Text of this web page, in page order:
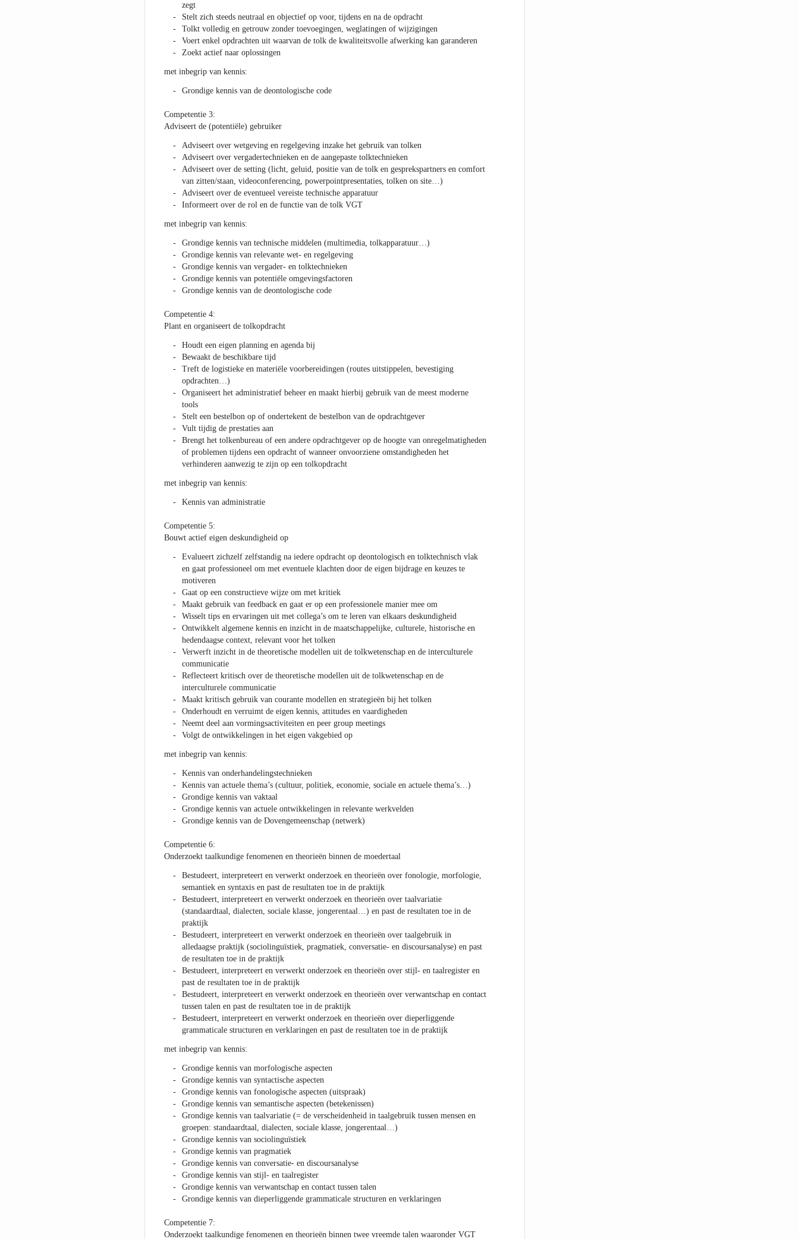
zegt
Stelt zich steeds neutraal en objectief op voor, tijdens en na de opdracht
Tolkt volledig en getrouw zonder toevoegingen, weglatingen of wijzigingen
Voert enkel opdrachten uit waarvan de tolk de kwaliteitsvolle afwerking kan garanderen
Zoekt actief naar oplossingen
met inbegrip van kennis:
Grondige kennis van de deontologische code
Competentie 3:
Adviseert de (potentiële) gebruiker
Adviseert over wetgeving en regelgeving inzake het gebruik van tolken
Adviseert over vergadertechnieken en de aangepaste tolktechnieken
Adviseert over de setting (licht, geluid, positie van de tolk en gesprekspartners en comfort
van zitten/staan, videoconferencing, powerpointpresentaties, tolken on site…)
Adviseert over de eventueel vereiste technische apparatuur
Informeert over de rol en de functie van de tolk VGT
met inbegrip van kennis:
Grondige kennis van technische middelen (multimedia, tolkapparatuur…)
Grondige kennis van relevante wet- en regelgeving
Grondige kennis van vergader- en tolktechnieken
Grondige kennis van potentiële omgevingsfactoren
Grondige kennis van de deontologische code
Competentie 4:
Plant en organiseert de tolkopdracht
Houdt een eigen planning en agenda bij
Bewaakt de beschikbare tijd
Treft de logistieke en materiële voorbereidingen (routes uitstippelen, bevestiging
opdrachten…)
Organiseert het administratief beheer en maakt hierbij gebruik van de meest moderne
tools
Stelt een bestelbon op of ondertekent de bestelbon van de opdrachtgever
Vult tijdig de prestaties aan
Brengt het tolkenbureau of een andere opdrachtgever op de hoogte van onregelmatigheden
of problemen tijdens een opdracht of wanneer onvoorziene omstandigheden het
verhinderen aanwezig te zijn op een tolkopdracht
met inbegrip van kennis:
Kennis van administratie
Competentie 5:
Bouwt actief eigen deskundigheid op
Evalueert zichzelf zelfstandig na iedere opdracht op deontologisch en tolktechnisch vlak
en gaat professioneel om met eventuele klachten door de eigen bijdrage en keuzes te
motiveren
Gaat op een constructieve wijze om met kritiek
Maakt gebruik van feedback en gaat er op een professionele manier mee om
Wisselt tips en ervaringen uit met collega’s om te leren van elkaars deskundigheid
Ontwikkelt algemene kennis en inzicht in de maatschappelijke, culturele, historische en
hedendaagse context, relevant voor het tolken
Verwerft inzicht in de theoretische modellen uit de tolkwetenschap en de interculturele
communicatie
Reflecteert kritisch over de theoretische modellen uit de tolkwetenschap en de
interculturele communicatie
Maakt kritisch gebruik van courante modellen en strategieën bij het tolken
Onderhoudt en verruimt de eigen kennis, attitudes en vaardigheden
Neemt deel aan vormingsactiviteiten en peer group meetings
Volgt de ontwikkelingen in het eigen vakgebied op
met inbegrip van kennis:
Kennis van onderhandelingstechnieken
Kennis van actuele thema’s (cultuur, politiek, economie, sociale en actuele thema’s…)
Grondige kennis van vaktaal
Grondige kennis van actuele ontwikkelingen in relevante werkvelden
Grondige kennis van de Dovengemeenschap (netwerk)
Competentie 6:
Onderzoekt taalkundige fenomenen en theorieën binnen de moedertaal
Bestudeert, interpreteert en verwerkt onderzoek en theorieën over fonologie, morfologie,
semantiek en syntaxis en past de resultaten toe in de praktijk
Bestudeert, interpreteert en verwerkt onderzoek en theorieën over taalvariatie
(standaardtaal, dialecten, sociale klasse, jongerentaal…) en past de resultaten toe in de
praktijk
Bestudeert, interpreteert en verwerkt onderzoek en theorieën over taalgebruik in
alledaagse praktijk (sociolinguïstiek, pragmatiek, conversatie- en discoursanalyse) en past
de resultaten toe in de praktijk
Bestudeert, interpreteert en verwerkt onderzoek en theorieën over stijl- en taalregister en
past de resultaten toe in de praktijk
Bestudeert, interpreteert en verwerkt onderzoek en theorieën over verwantschap en contact
tussen talen en past de resultaten toe in de praktijk
Bestudeert, interpreteert en verwerkt onderzoek en theorieën over dieperliggende
grammaticale structuren en verklaringen en past de resultaten toe in de praktijk
met inbegrip van kennis:
Grondige kennis van morfologische aspecten
Grondige kennis van syntactische aspecten
Grondige kennis van fonologische aspecten (uitspraak)
Grondige kennis van semantische aspecten (betekenissen)
Grondige kennis van taalvariatie (= de verscheidenheid in taalgebruik tussen mensen en
groepen: standaardtaal, dialecten, sociale klasse, jongerentaal…)
Grondige kennis van sociolinguïstiek
Grondige kennis van pragmatiek
Grondige kennis van conversatie- en discoursanalyse
Grondige kennis van stijl- en taalregister
Grondige kennis van verwantschap en contact tussen talen
Grondige kennis van dieperliggende grammaticale structuren en verklaringen
Competentie 7:
Onderzoekt taalkundige fenomenen en theorieën binnen twee vreemde talen waaronder VGT